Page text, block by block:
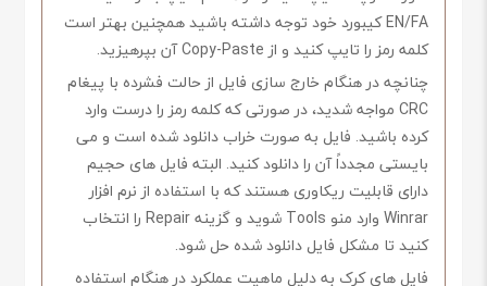
EN/FA کیبورد خود توجه داشته باشید همچنین بهتر است
کلمه رمز را تایپ کنید و از Copy-Paste آن بپرهیزید.
چنانچه در هنگام خارج سازی فایل از حالت فشرده با پیغام
CRC مواجه شدید، در صورتی که کلمه رمز را درست وارد
کرده باشید. فایل به صورت خراب دانلود شده است و می
بایستی مجدداً آن را دانلود کنید. البته فایل های حجیم
دارای قابلیت ریکاوری هستند که با استفاده از نرم افزار
Winrar وارد منو Tools شوید و گزینه Repair را انتخاب
کنید تا مشکل فایل دانلود شده حل شود.
فایل های کرک به دلیل ماهیت عملکرد در هنگام استفاده